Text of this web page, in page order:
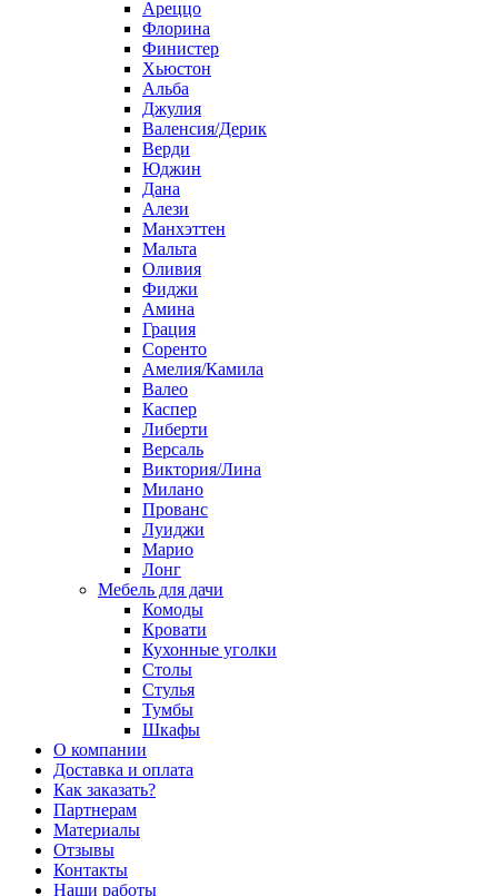
Ареццо
Флорина
Финистер
Хьюстон
Альба
Джулия
Валенсия/Дерик
Верди
Юджин
Дана
Алези
Манхэттен
Мальта
Оливия
Фиджи
Амина
Грация
Соренто
Амелия/Камила
Валео
Каспер
Либерти
Версаль
Виктория/Лина
Милано
Прованс
Луиджи
Марио
Лонг
Мебель для дачи
Комоды
Кровати
Кухонные уголки
Столы
Стулья
Тумбы
Шкафы
О компании
Доставка и оплата
Как заказать?
Партнерам
Материалы
Отзывы
Контакты
Наши работы